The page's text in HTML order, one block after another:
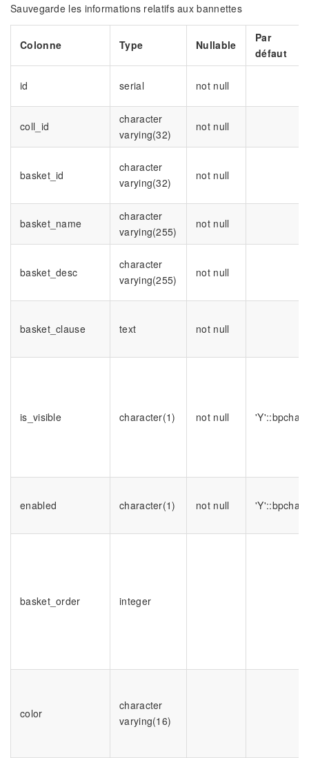
Sauvegarde les informations relatifs aux bannettes
Colonne Type Nullable
Par
défaut
id serial not null
coll_id
character
varying(32)
not null
basket_id
character
varying(32)
not null
basket_name
character
varying(255)
not null
basket_desc
character
varying(255)
not null
basket_clause text not null
is_visible character(1) not null 'Y'::bpchar
enabled character(1) not null 'Y'::bpchar
basket_order integer
color
character
varying(16)